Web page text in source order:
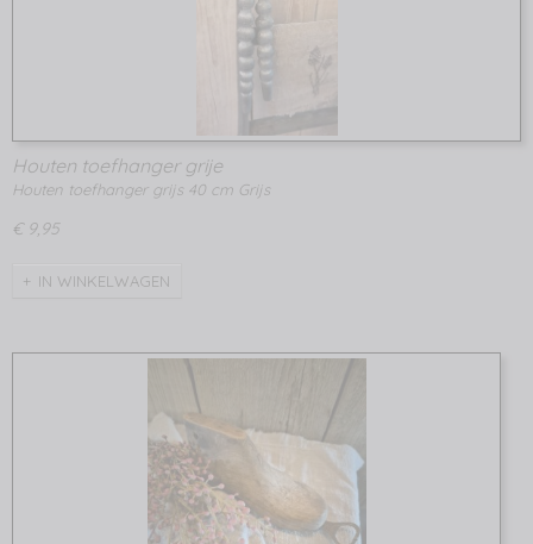
Houten toefhanger grije
Houten toefhanger grijs 40 cm Grijs
€ 9,95
IN WINKELWAGEN